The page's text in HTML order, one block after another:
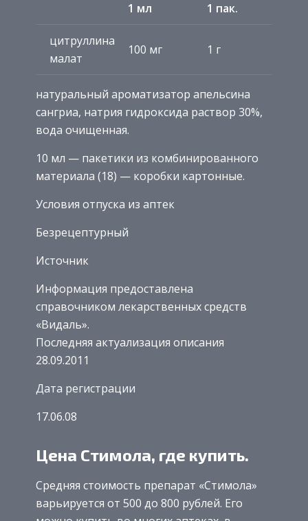
1 мл 1 пак.
цитруллина
малат
100 мг 1 г
натуральный ароматизатор апельсина
сангриа, натрия гидроксида раствор 30%,
вода очищенная.
10 мл — пакетики из комбинированного
материала (18) — коробки картонные.
Условия отпуска из аптек
Безрецептурный
Источник
Информация предоставлена
справочником лекарственных средств
«Видаль».
Последняя актуализация описания
28.09.2011
Дата регистрации
17.06.08
Цена Стимола, где купить.
Средняя стоимость препарат «Стимола»
варьируется от 500 до 800 рублей. Его